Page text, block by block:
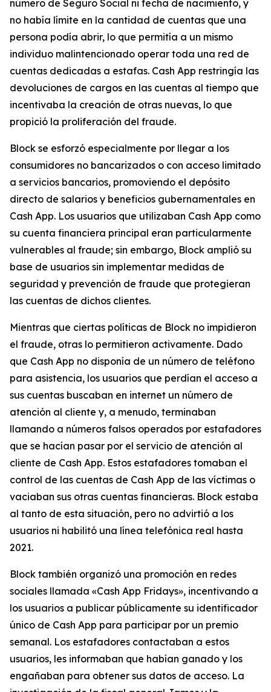
número de Seguro Social ni fecha de nacimiento, y
no había límite en la cantidad de cuentas que una
persona podía abrir, lo que permitía a un mismo
individuo malintencionado operar toda una red de
cuentas dedicadas a estafas. Cash App restringía las
devoluciones de cargos en las cuentas al tiempo que
incentivaba la creación de otras nuevas, lo que
propició la proliferación del fraude.
Block se esforzó especialmente por llegar a los
consumidores no bancarizados o con acceso limitado
a servicios bancarios, promoviendo el depósito
directo de salarios y beneficios gubernamentales en
Cash App. Los usuarios que utilizaban Cash App como
su cuenta financiera principal eran particularmente
vulnerables al fraude; sin embargo, Block amplió su
base de usuarios sin implementar medidas de
seguridad y prevención de fraude que protegieran
las cuentas de dichos clientes.
Mientras que ciertas políticas de Block no impidieron
el fraude, otras lo permitieron activamente. Dado
que Cash App no ​​disponía de un número de teléfono
para asistencia, los usuarios que perdían el acceso a
sus cuentas buscaban en internet un número de
atención al cliente y, a menudo, terminaban
llamando a números falsos operados por estafadores
que se hacían pasar por el servicio de atención al
cliente de Cash App. Estos estafadores tomaban el
control de las cuentas de Cash App de las víctimas o
vaciaban sus otras cuentas financieras. Block estaba
al tanto de esta situación, pero no advirtió a los
usuarios ni habilitó una línea telefónica real hasta
2021.
Block también organizó una promoción en redes
sociales llamada «Cash App Fridays», incentivando a
los usuarios a publicar públicamente su identificador
único de Cash App para participar por un premio
semanal. Los estafadores contactaban a estos
usuarios, les informaban que habían ganado y los
engañaban para obtener sus datos de acceso. La